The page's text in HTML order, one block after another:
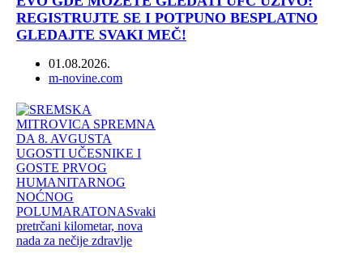
REGISTRUJTE SE I POTPUNO BESPLATNO
GLEDAJTE SVAKI MEČ!
01.08.2026.
Author
m-novine.com